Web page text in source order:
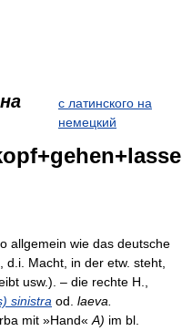
с латинского на
немецкий
allgemein wie das deutsche
Macht, in der etw. steht,
usw.). – die rechte H.,
sinistra od. laeva.
mit »Hand« A) im bl.